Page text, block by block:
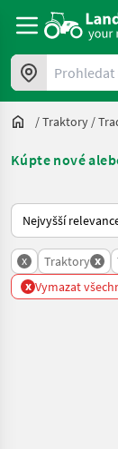
Prohledat
/Traktory /
Kúpte nové
Takto se řadí
x Traktory x
x Vymazat